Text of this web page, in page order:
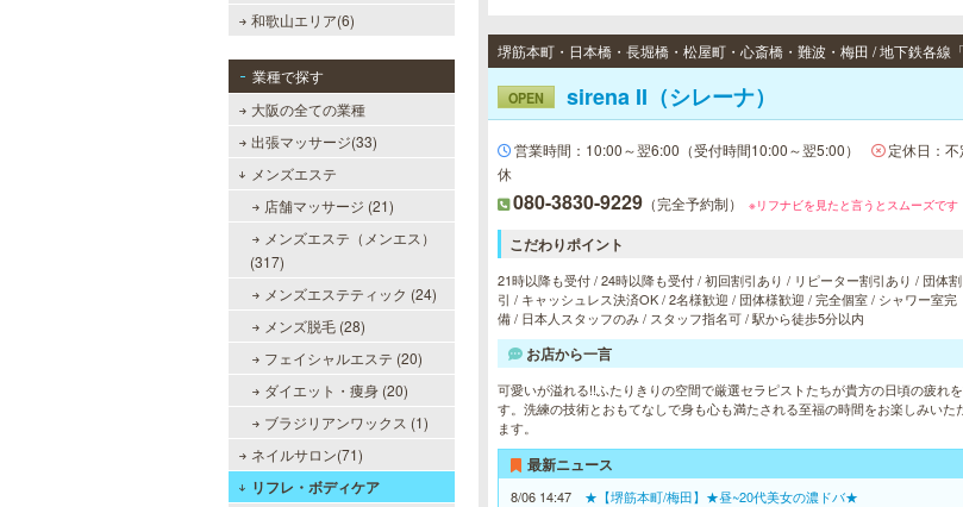
和歌山エリア(6)
業種で探す
大阪の全ての業種
出張マッサージ(33)
メンズエステ
店舗マッサージ (21)
メンズエステ（メンエス）
(317)
メンズエステティック (24)
メンズ脱毛 (28)
フェイシャルエステ (20)
ダイエット・痩身 (20)
ブラジリアンワックス (1)
ネイルサロン(71)
リフレ・ボディケア
OPEN sirena II（シレーナ）
営業時間：10:00～翌6:00（受付時間10:00～翌5:00）
定休日：不
休
080-3830-9229 （完全予約制） ※リフナビを見たと言うとスムーズです
こだわりポイント
21時以降も受付 / 24時以降も受付 / 初回割引あり / リピーター割引あり / 団体割
引 / キャッシュレス決済OK / 2名様歓迎 / 団体様歓迎 / 完全個室 / シャワー室完
備 / 日本人スタッフのみ / スタッフ指名可 / 駅から徒歩5分以内
お店から一言
可愛いが溢れる!!ふたりきりの空間で厳選セラピストたちが貴方の日頃の疲れ
す。洗練の技術とおもてなしで身も心も満たされる至福の時間をお楽しみいた
ます。
最新ニュース
8/06 14:47 ★【堺筋本町/梅田】★昼~20代美女の濃ドバ★